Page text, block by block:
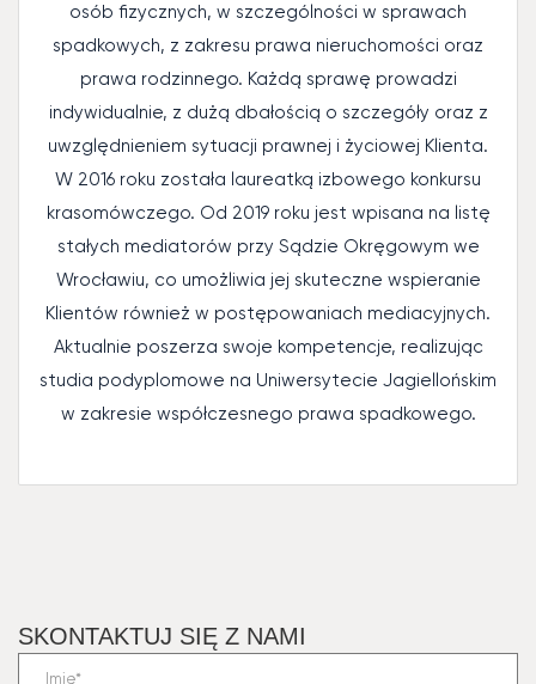
osób fizycznych, w szczególności w sprawach
spadkowych, z zakresu prawa nieruchomości oraz
prawa rodzinnego. Każdą sprawę prowadzi
indywidualnie, z dużą dbałością o szczegóły oraz z
uwzględnieniem sytuacji prawnej i życiowej Klienta.
W 2016 roku została laureatką izbowego konkursu
krasomówczego. Od 2019 roku jest wpisana na listę
stałych mediatorów przy Sądzie Okręgowym we
Wrocławiu, co umożliwia jej skuteczne wspieranie
Klientów również w postępowaniach mediacyjnych.
Aktualnie poszerza swoje kompetencje, realizując
studia podyplomowe na Uniwersytecie Jagiellońskim
w zakresie współczesnego prawa spadkowego.
SKONTAKTUJ SIĘ Z NAMI